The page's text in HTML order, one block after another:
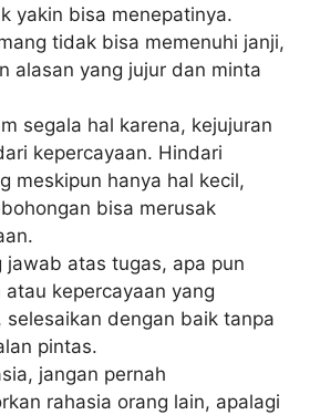
yakin bisa menepatinya.
tidak bisa memenuhi janji,
alasan yang jujur dan minta
segala hal karena, kejujuran
kepercayaan. Hindari
meskipun hanya hal kecil,
bisa merusak
jawab atas tugas, apa pun
atau kepercayaan yang
selesaikan dengan baik tanpa
pintas.
jangan pernah
rahasia orang lain, apalagi